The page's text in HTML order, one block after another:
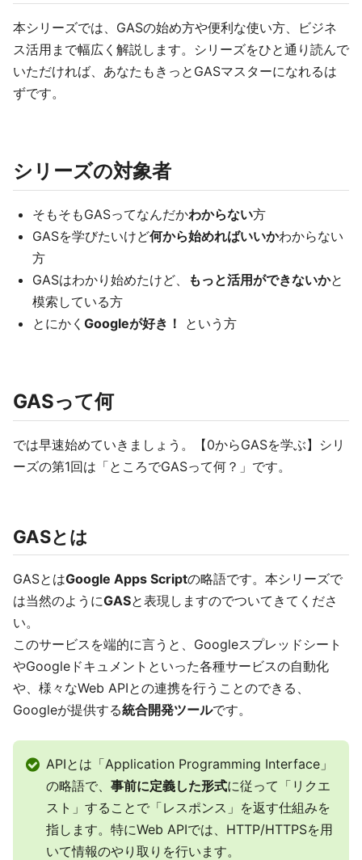
本シリーズでは、GASの始め方や便利な使い方、ビジネ
ス活用まで幅広く解説します。シリーズをひと通り読んで
いただければ、あなたもきっとGASマスターになれるは
ずです。
シリーズの対象者
そもそもGASってなんだかわからない方
GASを学びたいけど何から始めればいいかわからない
方
GASはわかり始めたけど、
もっと活用ができないかと
模索している方
とにかく Googleが好き！ という方
GASって何
では早速始めていきましょう。【0からGASを学ぶ】シリ
ーズの第1回は「ところでGASって何？」です。
GASとは
GASとはGoogle Apps Scriptの略語です。本シリーズで
は当然のようにGASと表現しますのでついてきてくださ
い。
このサービスを端的に言うと、Googleスプレッドシート
やGoogleドキュメントといった各種サービスの自動化
や、様々なWeb APIとの連携を行うことのできる、
Googleが提供する統合開発ツールです。
APIとは「Application Programming Interface」
の略語で、 事前に定義した形式に従って「リクエ
スト」することで「レスポンス」を返す仕組みを
指します。特にWeb APIでは、HTTP/HTTPSを用
いて情報のやり取りを行います。